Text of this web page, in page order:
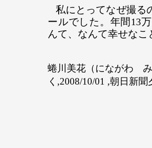
私にとってなぜ撮る
ールでした。年間13
んて、なんて幸せな
蜷川美花（にながわ
く,2008/10/01 ,朝日新